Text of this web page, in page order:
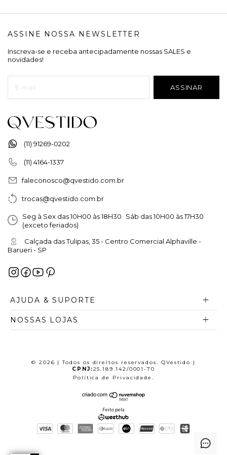
(11) 91269-0202
(11) 4164-1337
faleconosco@qvestido.com.br
trocas@qvestido.com.br
Seg à Sex das 10H00 às 18H30 Sáb das 10H00 às 17H30
(exceto feriados)
Calçada das Tulipas, 35 - Centro Comercial Alphaville -
Barueri - SP
AJUDA & SUPORTE
NOSSAS LOJAS
ASSINE NOSSA NEWSLETTER
Inscreva-se e receba antecipadamente nossas SALES e
novidades!
© 2026 | Todos os direitos reservados. QVestido |
CPNJ:25.189.142/0001-70
Política de Privacidade.
Feito pela